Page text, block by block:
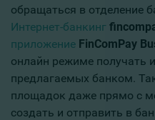
обращаться в отделение
Интернет-банкинг
приложение FinComPay
онлайн режиме получать
предлагаемых банком.
площадок даже прямо с
создать и отправить в